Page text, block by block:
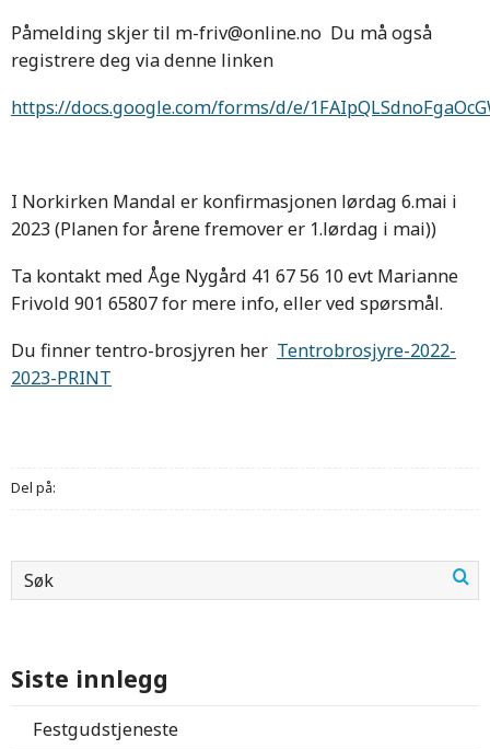
Påmelding skjer til m-friv@online.no Du må også
registrere deg via denne linken
https://docs.google.com/forms/d/e/
I Norkirken Mandal er konfirmasjonen lørdag 6.mai i
2023 (Planen for årene fremover er 1.lørdag i mai))
Ta kontakt med Åge Nygård 41 67 56 10 evt Marianne
Frivold 901 65807 for mere info, eller ved spørsmål.
Du finner tentro-brosjyren her Tentrobrosjyre-2022-
2023-PRINT
Del på:
Siste innlegg
Festgudstjeneste